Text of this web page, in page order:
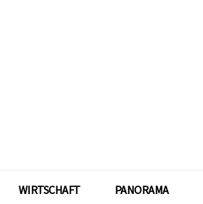
WIRTSCHAFT PANORAMA